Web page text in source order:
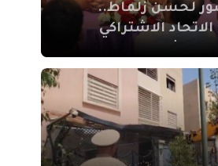
لحسن زلماط..
الاشتراكي
بمقاطعة سيدي
بن علي مراكش